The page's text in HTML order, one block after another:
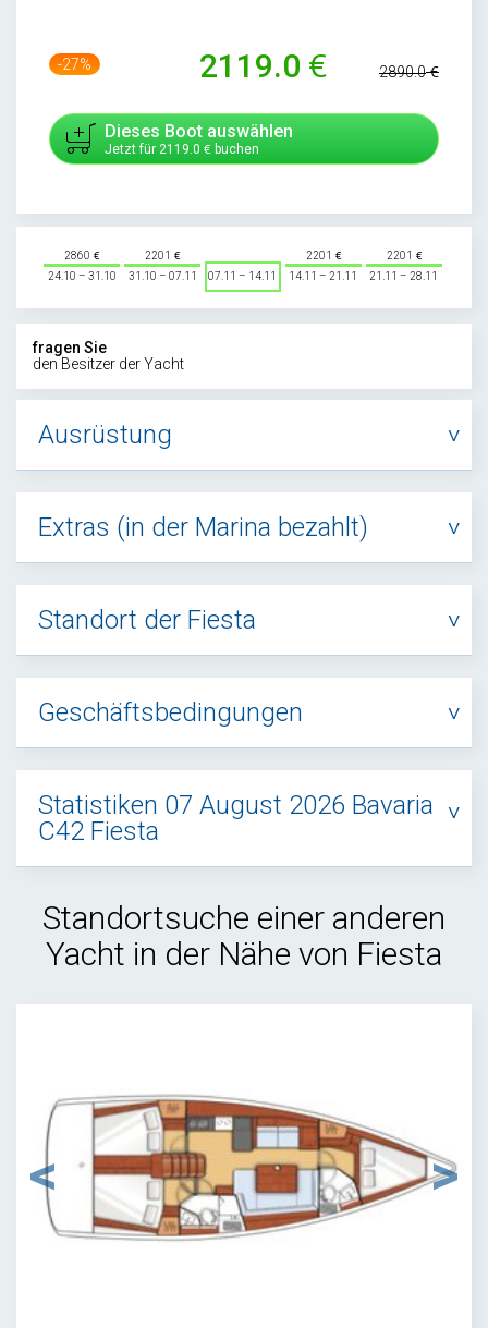
-27% 2119.0 2890.0
Dieses Boot auswählen
Jetzt für 2119.0 buchen
2860
24.10 – 31.10
2201
31.10 – 07.11
07.11 – 14.11
2201
14.11 – 21.11
2201
21.11 – 28.11
fragen Sie
den Besitzer der Yacht
Ausrüstung
Extras (in der Marina bezahlt)
Standort der Fiesta
Geschäftsbedingungen
Statistiken 07 August 2026 Bavaria
C42 Fiesta
Standortsuche einer anderen
Yacht in der Nähe von Fiesta